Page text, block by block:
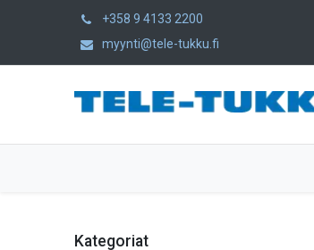
+358 9 4133 2200
myynti@tele-tukku.fi
Kategoriat